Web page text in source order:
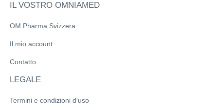
IL VOSTRO OMNIAMED
OM Pharma Svizzera
Il mio account
Contatto
LEGALE
Termini e condizioni d'uso